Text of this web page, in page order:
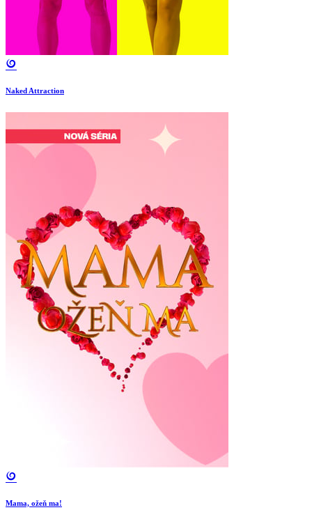
Naked Attraction
Mama, ožeň ma!